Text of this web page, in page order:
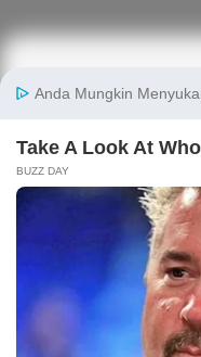
Berita
Finansial
Makro